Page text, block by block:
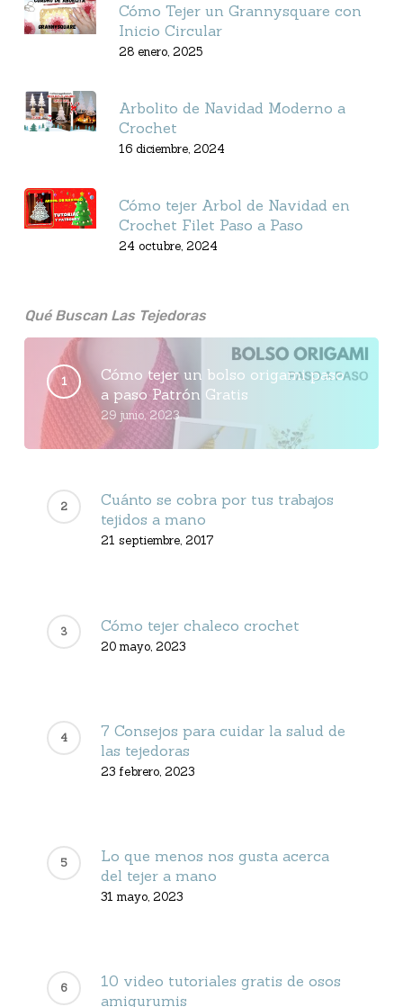
Cómo Tejer un Grannysquare con
Inicio Circular
28 enero, 2025
Arbolito de Navidad Moderno a
Crochet
16 diciembre, 2024
Cómo tejer Arbol de Navidad en
Crochet Filet Paso a Paso
24 octubre, 2024
Qué Buscan Las Tejedoras
Cómo tejer un bolso origami paso
a paso Patrón Gratis
29 junio, 2023
Cuánto se cobra por tus trabajos
tejidos a mano
21 septiembre, 2017
Cómo tejer chaleco crochet
20 mayo, 2023
7 Consejos para cuidar la salud de
las tejedoras
23 febrero, 2023
Lo que menos nos gusta acerca
del tejer a mano
31 mayo, 2023
10 video tutoriales gratis de osos
amigurumis